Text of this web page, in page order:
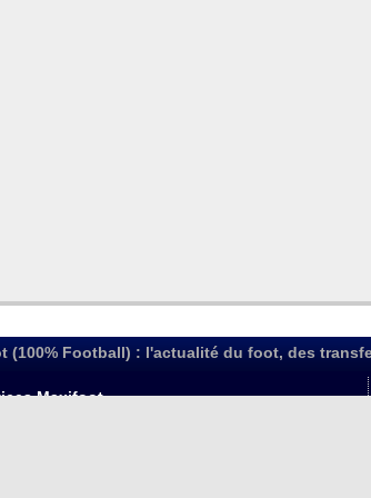
(100% Football) : l'actualité du foot, des
Maxifoot